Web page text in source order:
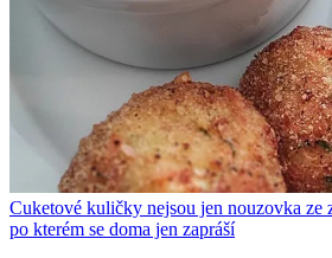
Cuketové kuličky nejsou jen nouzovka ze
po kterém se doma jen zapráší